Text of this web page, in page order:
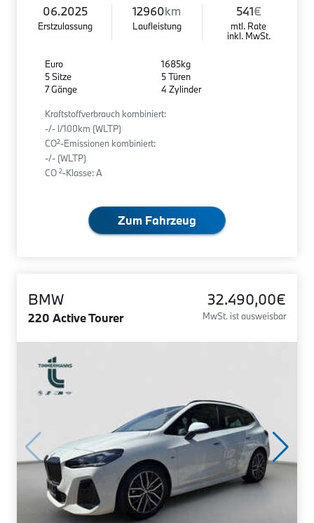
06.2025
Erstzulassung
12960km
Laufleistung
541€
mtl. Rate
inkl. MwSt.
Euro
5 Sitze
7 Gänge
1685kg
5 Türen
4 Zylinder
Kraftstoffverbrauch kombiniert:
-/- l/100km (WLTP)
CO2-Emissionen kombiniert:
-/- (WLTP)
CO 2-Klasse: A
Zum Fahrzeug
BMW
220 Active Tourer
32.490,00€
MwSt. ist ausweisbar